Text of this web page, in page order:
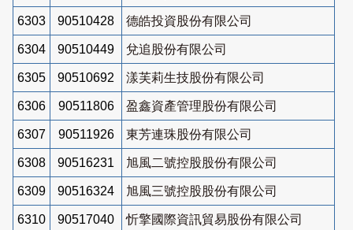
6303 90510428 德皓投資股份有限公司
6304 90510449 兌追股份有限公司
6305 90510692 漾芙莉生技股份有限公司
6306 90511806 盈鑫資產管理股份有限公司
6307 90511926 東芳連珠股份有限公司
6308 90516231 旭風二號控股股份有限公司
6309 90516324 旭風三號控股股份有限公司
6310 90517040 忻擎國際資訊貿易股份有限公司